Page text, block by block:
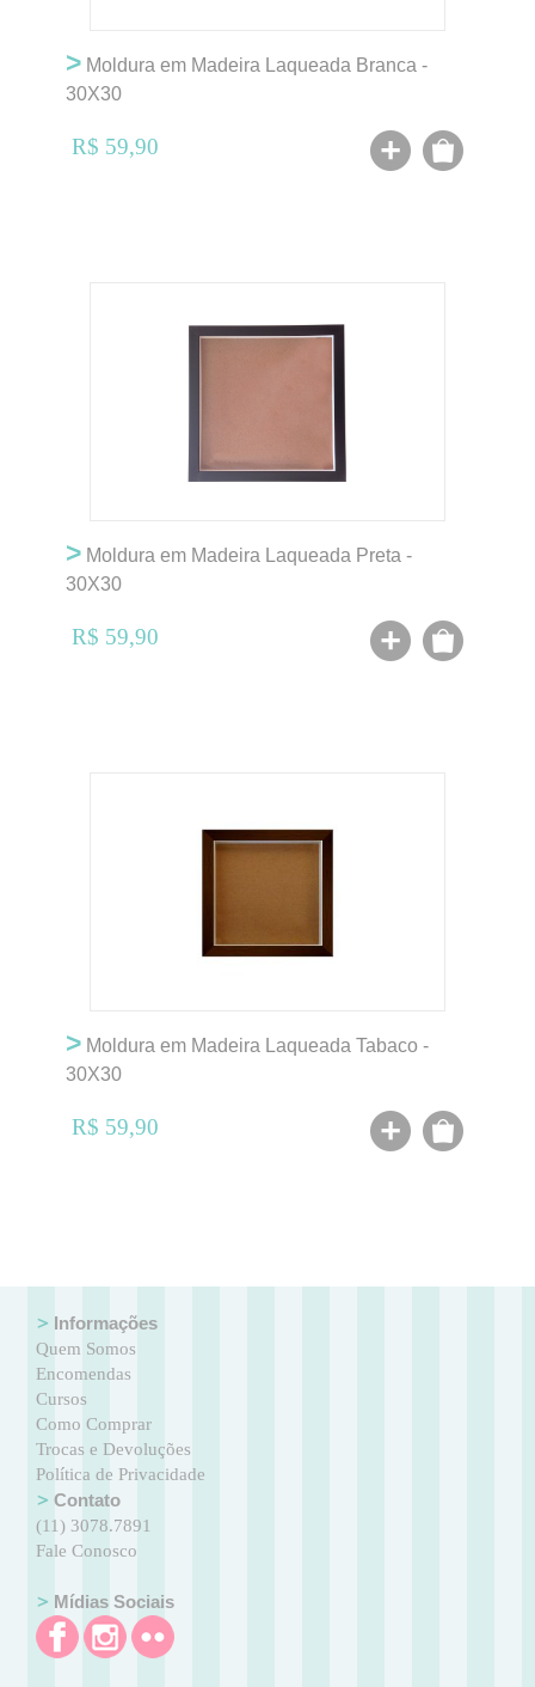
> Moldura em Madeira Laqueada Branca -
30X30
R$ 59,90
> Moldura em Madeira Laqueada Preta -
30X30
R$ 59,90
> Moldura em Madeira Laqueada Tabaco -
30X30
R$ 59,90
Informações
Quem Somos
Encomendas
Cursos
Como Comprar
Trocas e Devoluções
Política de Privacidade
Contato
(11) 3078.7891
Fale Conosco
Mídias Sociais